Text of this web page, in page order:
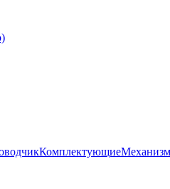
Комплектующие